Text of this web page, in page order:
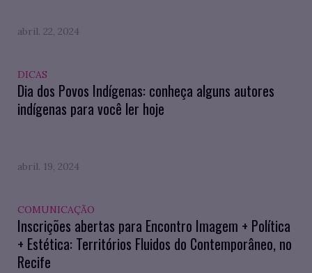
abril. 22, 2024
DICAS
Dia dos Povos Indígenas: conheça alguns autores
indígenas para você ler hoje
abril. 19, 2024
COMUNICAÇÃO
Inscrições abertas para Encontro Imagem + Política
+ Estética: Territórios Fluidos do Contemporâneo, no
Recife